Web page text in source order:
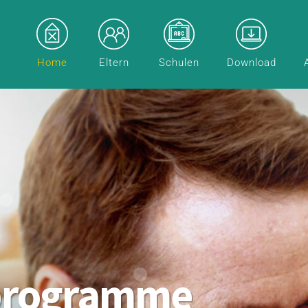
Home Eltern Schulen Download